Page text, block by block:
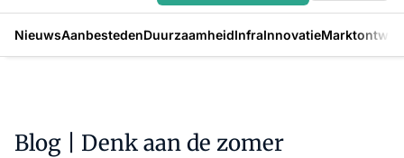
NieuwsAanbestedenDuurzaamheidInfraInnovatie
Blog | Denk aan de zomer